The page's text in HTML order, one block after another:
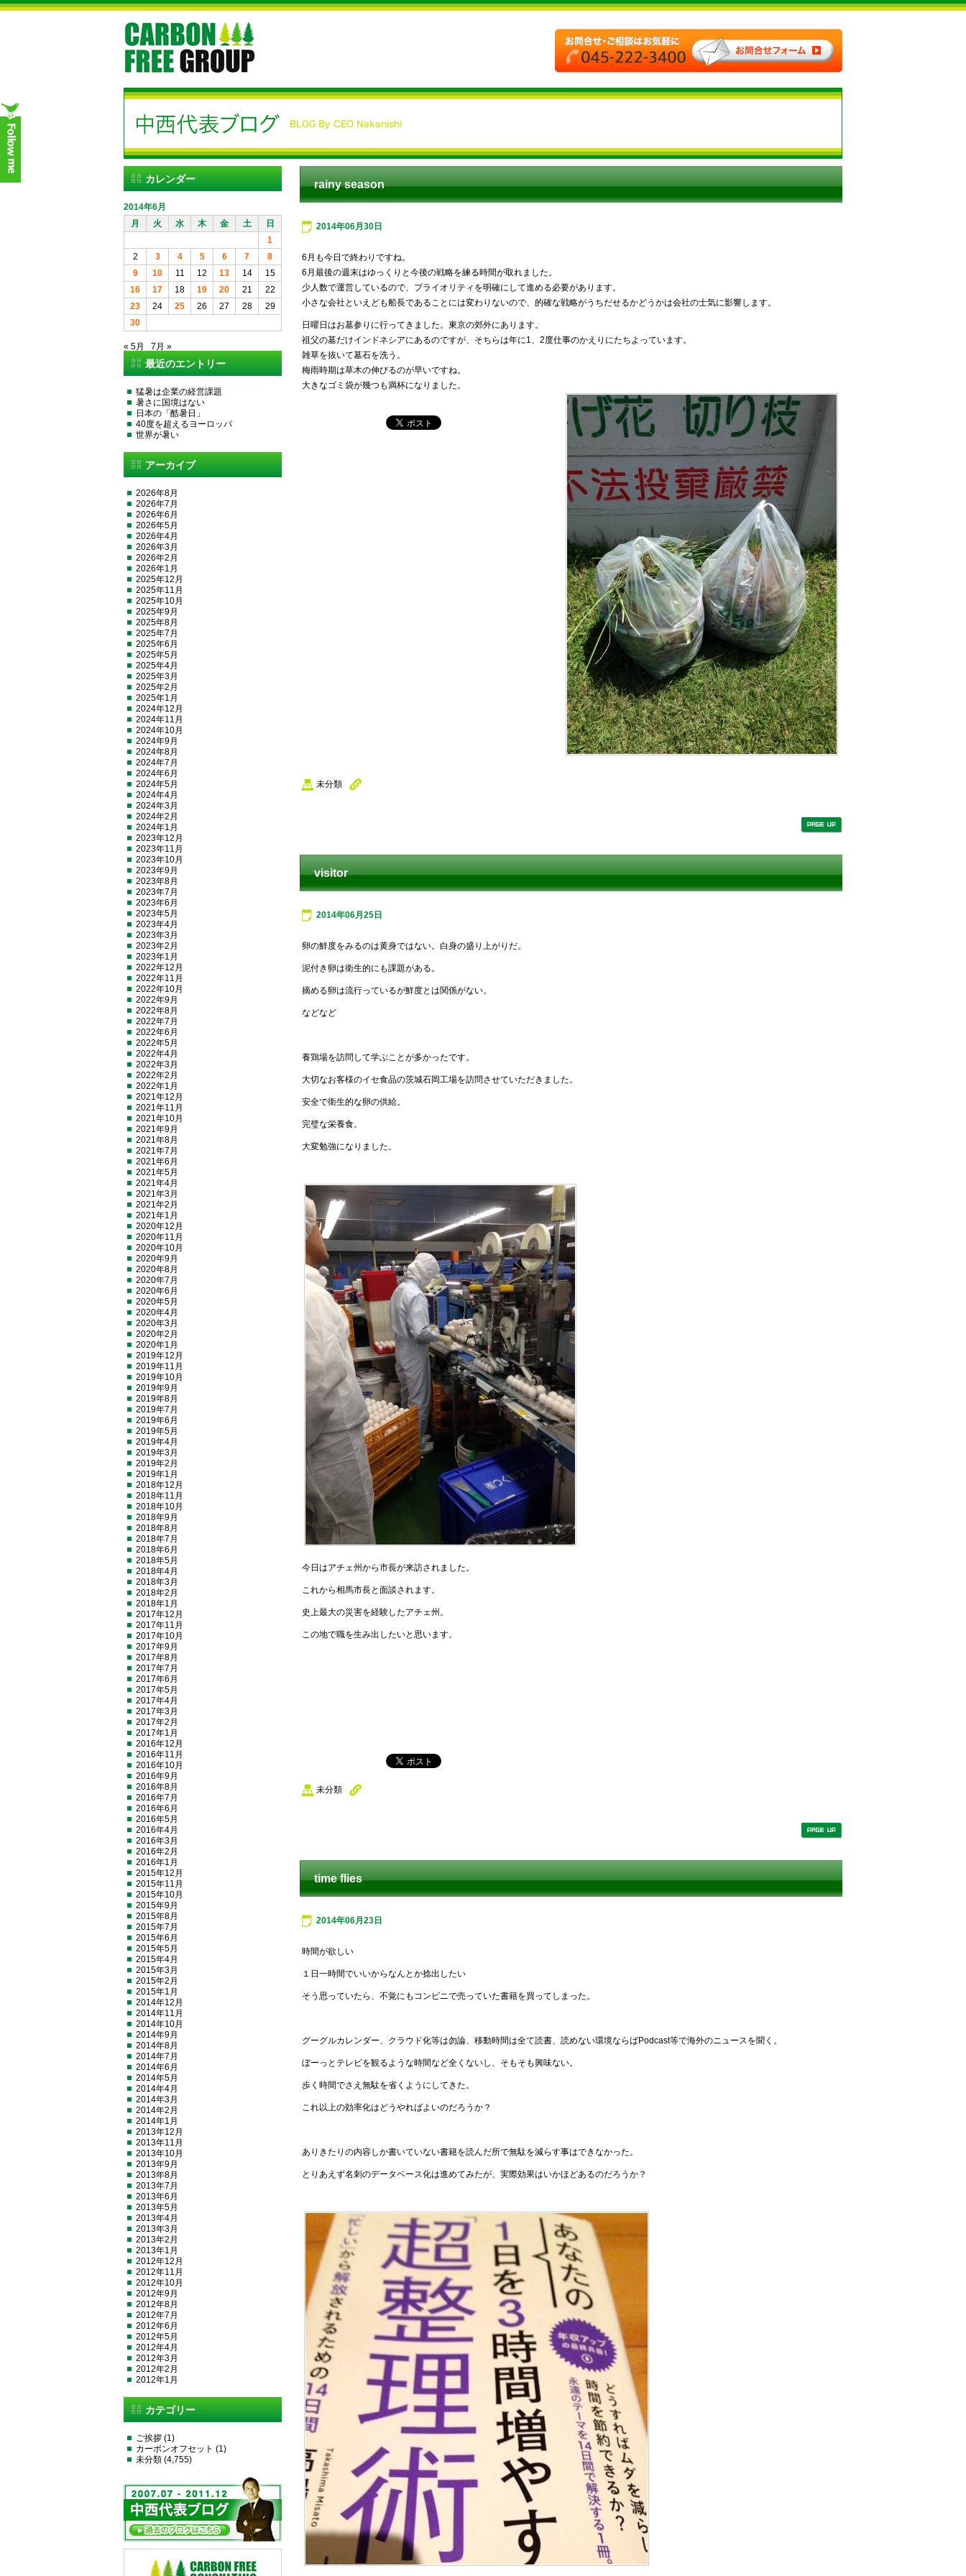
rainy season
2014年06月30日
6月も今日で終わりですね。
6月最後の週末はゆっくりと今後の戦略を練る時間が取れました。
少人数で運営しているので、プライオリティを明確にして進める必要があります。
小さな会社といえども船長であることには変わりないので、的確な戦略がうちだせるかどうかは会社の士気に影響します。
日曜日はお墓参りに行ってきました。東京の郊外にあります。
祖父の墓だけインドネシアにあるのですが、そちらは年に1、2度仕事のかえりにたちよっています。
雑草を抜いて墓石を洗う。
梅雨時期は草木の伸びるのが早いですね。
大きなゴミ袋が幾つも満杯になりました。
未分類
visitor
2014年06月25日
卵の鮮度をみるのは黄身ではない。白身の盛り上がりだ。
泥付き卵は衛生的にも課題がある。
摘める卵は流行っているが鮮度とは関係がない。
などなど
養鶏場を訪問して学ぶことが多かったです。
大切なお客様のイセ食品の茨城石岡工場を訪問させていただきました。
安全で衛生的な卵の供給。
完璧な栄養食。
大変勉強になりました。
今日はアチェ州から市長が来訪されました。
これから相馬市長と面談されます。
史上最大の災害を経験したアチェ州。
この地で職を生み出したいと思います。
未分類
time flies
2014年06月23日
時間が欲しい
１日一時間でいいからなんとか捻出したい
そう思っていたら、不覚にもコンビニで売っていた書籍を買ってしまった。
グーグルカレンダー、クラウド化等は勿論、移動時間は全て読書、読めない環境ならばPodcast等で海外のニュースを聞く。
ぼーっとテレビを観るような時間など全くないし、そもそも興味ない。
歩く時間でさえ無駄を省くようにしてきた。
これ以上の効率化はどうやればよいのだろうか？
ありきたりの内容しか書いていない書籍を読んだ所で無駄を減らす事はできなかった。
とりあえず名刺のデータベース化は進めてみたが、実際効果はいかほどあるのだろうか？
カレンダー
2014年6月
月
火 水 木 金 土
日
1
2
3 4 5 6 7
8
9
10 11 12 13 14
15
16
17 18 19 20 21
22
23
24 25 26 27 28
29
30
« 5月 7月 »
最近のエントリー
猛暑は企業の経営課題
暑さに国境はない
日本の「酷暑日」
40度を超えるヨーロッパ
世界が暑い
アーカイブ
2026年8月
2026年7月
2026年6月
2026年5月
2026年4月
2026年3月
2026年2月
2026年1月
2025年12月
2025年11月
2025年10月
2025年9月
2025年8月
2025年7月
2025年6月
2025年5月
2025年4月
2025年3月
2025年2月
2025年1月
2024年12月
2024年11月
2024年10月
2024年9月
2024年8月
2024年7月
2024年6月
2024年5月
2024年4月
2024年3月
2024年2月
2024年1月
2023年12月
2023年11月
2023年10月
2023年9月
2023年8月
2023年7月
2023年6月
2023年5月
2023年4月
2023年3月
2023年2月
2023年1月
2022年12月
2022年11月
2022年10月
2022年9月
2022年8月
2022年7月
2022年6月
2022年5月
2022年4月
2022年3月
2022年2月
2022年1月
2021年12月
2021年11月
2021年10月
2021年9月
2021年8月
2021年7月
2021年6月
2021年5月
2021年4月
2021年3月
2021年2月
2021年1月
2020年12月
2020年11月
2020年10月
2020年9月
2020年8月
2020年7月
2020年6月
2020年5月
2020年4月
2020年3月
2020年2月
2020年1月
2019年12月
2019年11月
2019年10月
2019年9月
2019年8月
2019年7月
2019年6月
2019年5月
2019年4月
2019年3月
2019年2月
2019年1月
2018年12月
2018年11月
2018年10月
2018年9月
2018年8月
2018年7月
2018年6月
2018年5月
2018年4月
2018年3月
2018年2月
2018年1月
2017年12月
2017年11月
2017年10月
2017年9月
2017年8月
2017年7月
2017年6月
2017年5月
2017年4月
2017年3月
2017年2月
2017年1月
2016年12月
2016年11月
2016年10月
2016年9月
2016年8月
2016年7月
2016年6月
2016年5月
2016年4月
2016年3月
2016年2月
2016年1月
2015年12月
2015年11月
2015年10月
2015年9月
2015年8月
2015年7月
2015年6月
2015年5月
2015年4月
2015年3月
2015年2月
2015年1月
2014年12月
2014年11月
2014年10月
2014年9月
2014年8月
2014年7月
2014年6月
2014年5月
2014年4月
2014年3月
2014年2月
2014年1月
2013年12月
2013年11月
2013年10月
2013年9月
2013年8月
2013年7月
2013年6月
2013年5月
2013年4月
2013年3月
2013年2月
2013年1月
2012年12月
2012年11月
2012年10月
2012年9月
2012年8月
2012年7月
2012年6月
2012年5月
2012年4月
2012年3月
2012年2月
2012年1月
カテゴリー
ご挨拶 (1)
カーボンオフセット (1)
未分類 (4,755)